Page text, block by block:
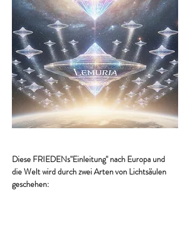
Diese FRIEDENs"Einleitung" nach Europa und
die Welt wird durch zwei Arten von Lichtsäulen
geschehen: